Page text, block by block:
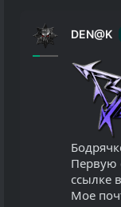
DEN@K
Первую
ссылке
Мое